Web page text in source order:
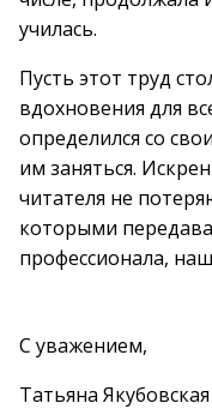
училась.
Пусть этот труд
вдохновения для
определился со
им заняться.
читателя не
которыми
профессионала,
С уважением,
Татьяна Якубовская